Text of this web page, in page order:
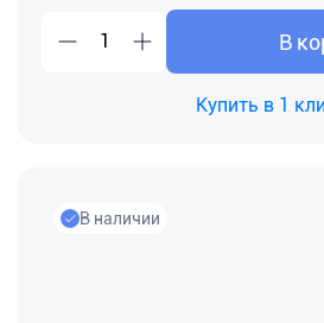
В
Купить в 1
В наличии